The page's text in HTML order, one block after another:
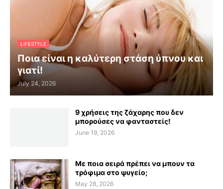
LIFESTYLE
Ποια είναι η καλύτερη στάση ύπνου και
γιατί!
July 24, 2026
9 χρήσεις της ζάχαρης που δεν
μπορούσες να φανταστείς!
June 19, 2026
Με ποια σειρά πρέπει να μπουν τα
τρόφιμα στο ψυγείο;
May 28, 2026